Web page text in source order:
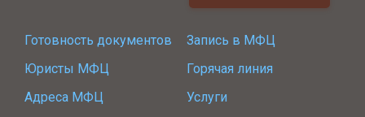
Готовность документов
Запись в МФЦ
Юристы МФЦ
Горячая линия
Адреса МФЦ
Услуги